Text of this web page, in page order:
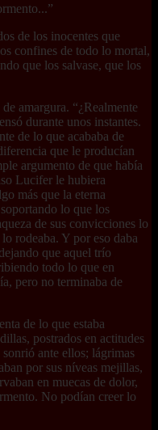
de los inocentes que
confines de todo lo mortal,
que los salvase, que los
amargura. “¿Realmente
durante unos instantes.
de lo que acababa de
que le producían
argumento de que había
Lucifer le hubiera
más que la eterna
lo que los
de sus convicciones lo
rodeaba. Y por eso daba
que aquel trío
todo lo que en
pero no terminaba de
de lo que estaba
postrados en actitudes
ante ellos; lágrimas
por sus níveas mejillas,
en muecas de dolor,
No podían creer lo